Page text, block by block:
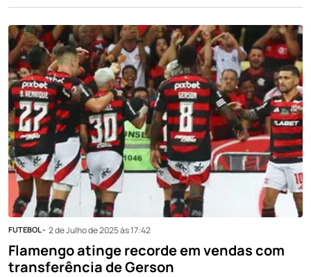
FUTEBOL - 2 de Julho de 2025 às 17:42
Flamengo atinge recorde em vendas com
transferência de Gerson